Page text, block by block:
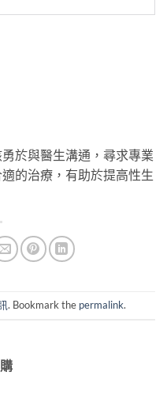
於與醫生溝通，尋求專業
的治療，有助於提高性生
. Bookmark the permalink.